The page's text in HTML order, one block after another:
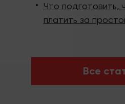
Что подготовить,
платить за
Все